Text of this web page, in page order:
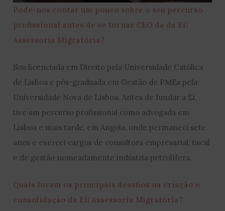
Pode-nos contar um pouco sobre o seu percurso
profissional antes de se tornar CEO da da Ei!
Assessoria Migratória?
Sou licenciada em Direito pela Universidade Católica
de Lisboa e pós-graduada em Gestão de PMEs pela
Universidade Nova de Lisboa. Antes de fundar a Ei,
tive um percurso profissional como advogada em
Lisboa e mais tarde, em Angola, onde permaneci sete
anos e exercei cargos de consultora empresarial, fiscal
e de gestão nomeadamente indústria petrolífera.
Quais foram os principais desafios na criação e
consolidação da Ei! Assessoria Migratória?